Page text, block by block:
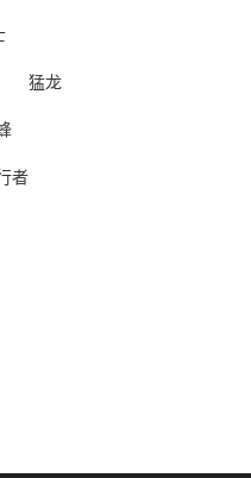
猛龙
者